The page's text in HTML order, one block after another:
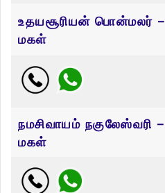
உதயசூரியன் பொன்மலர் –
மகள்
நமசிவாயம் நகுலேஸ்வரி –
மகள்